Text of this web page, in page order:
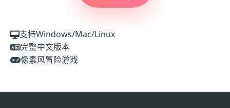
支持Windows/Mac/Linux
完整中文版本
像素风冒险游戏